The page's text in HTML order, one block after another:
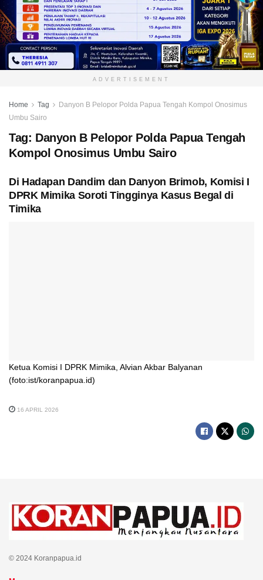
ADVERTISEMENT
Home Tag
Danyon B Pelopor Polda Papua Tengah Kompol Onosimus
Umbu Sairo
Tag: Danyon B Pelopor Polda Papua Tengah
Kompol Onosimus Umbu Sairo
Di Hadapan Dandim dan Danyon Brimob, Komisi I
DPRK Mimika Soroti Tingginya Kasus Begal di
Timika
Ketua Komisi I DPRK Mimika, Alvian Akbar Balyanan
(foto:ist/koranpapua.id)
16 APRIL 2026
© 2024 Koranpapua.id